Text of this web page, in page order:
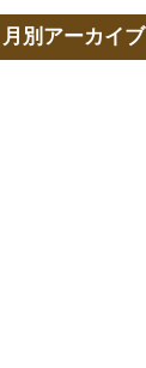
月別アーカイブ